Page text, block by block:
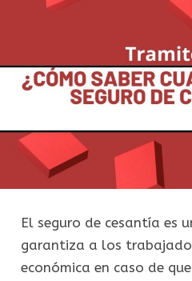
El seguro de cesantía es
garantiza a los
económica en caso de